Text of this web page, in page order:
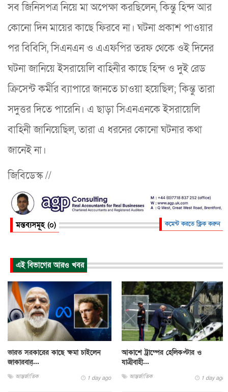
সব জিনিসপত্র নিয়ে মা অপেক্ষা করছিলেন, কিন্তু হিন্দ আর
কোনো দিন মায়ের কাছে ফিরবে না। ঘটনা প্রকাশ পাওয়ার
পর বিবিসি, সিএনএন ও এএফপির তরফ থেকে ওই দিনের
ঘটনা জানিয়ে ইসরায়েলি বাহিনীর কাছে হিন্দ ও দুই রেড
ক্রিসেন্ট কর্মীর ব্যাপারে জানতে চাওয়া হয়েছিল; কিন্তু তারা
সদুত্তর দিতে পারেনি। এ ছাড়া সিএনএনকে ইসরায়েলি
বাহিনী জানিয়েছিল, তারা এ ধরনের কোনো ঘটনার কথা
জানেই না।
জিবিডেস্ক //
মন্তব্যসমূহ (০) কমেন্ট করতে ক্লিক করুন
এই বিভাগের আরও খবর
ভারত সরকারের কাছে ক্ষমা চাইলেন
জাকারবার্...
আন্তর্জাতিক 1 day ago
আকাশে ট্রাম্পের হেলিকপ্টার ও
যাত্রীবাহী...
আন্তর্জাতিক 1 day ago